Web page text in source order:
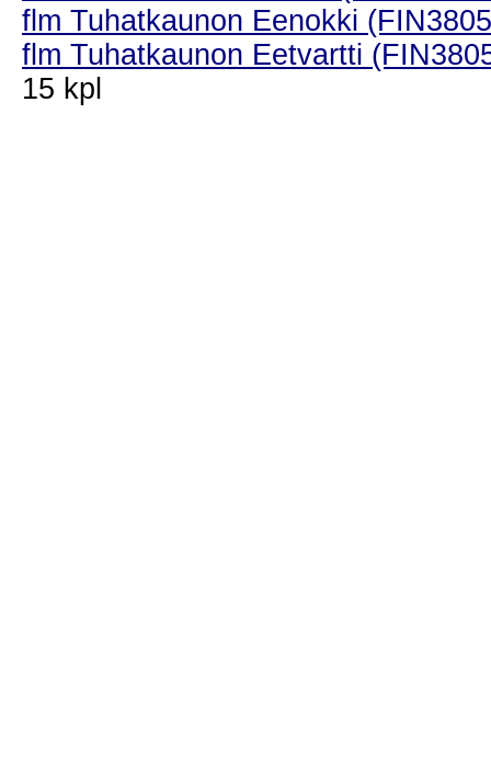
flm Tuhatkaunon Eenokki
flm Tuhatkaunon Eetvartti
15 kpl